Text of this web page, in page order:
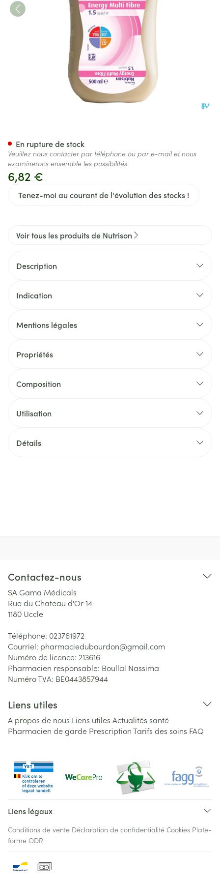
6,82 €
Tenez-moi au courant de l'évolution des stocks !
En rupture de stock
Veuillez nous contacter par téléphone ou par e-mail et nous
examinerons ensemble les possibilités.
Voir tous les produits de Nutrison
Description
Indication
Mentions légales
Propriétés
Composition
Utilisation
Détails
Contactez-nous
SA Gama Médicals
Rue du Chateau d'Or 14
1180 Uccle
Téléphone: 023761972
Courriel: pharmaciedubourdon@gmail.com
Numéro de licence: 213616
Pharmacien responsable: Boullal Nassima
Numéro TVA: BE0443857944
Liens utiles
A propos de nous Liens utiles Actualités santé
Pharmacien de garde PrescriptionTarifs des soins FAQ
Liens légaux
Conditions de vente Déclaration de confidentialité Cookies Plate-
forme ODR